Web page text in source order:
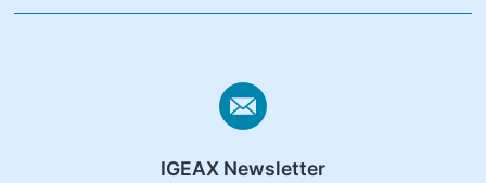
IGEAX Newsletter